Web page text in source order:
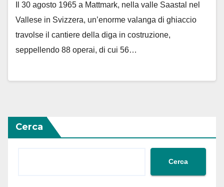
Il 30 agosto 1965 a Mattmark, nella valle Saastal nel
Vallese in Svizzera, un’enorme valanga di ghiaccio
travolse il cantiere della diga in costruzione,
seppellendo 88 operai, di cui 56…
Cerca
Cerca